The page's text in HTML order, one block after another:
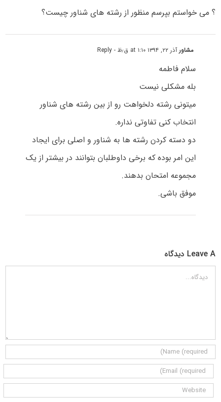
؟ می خواستم بپرسم منظور از رشته های شناور چیست؟
مشاورآذر ۲۲, ۱۳۹۴ at ۱:۱۰ ق٫ظ - Reply
سلام فاطمه
بله مشکلی نیست
میتونی رشته دلخواهت رو از بین رشته های شناور
انتخاب کنی تفاوتی نداره.
دو دسته کردن رشته ها به شناور و اصلی برای ایجاد
این امر بوده که برخی داوطلبان بتوانند در بیشتر از یک
مجموعه امتحان بدهند.
موفق باشی.
Leave A دیدگاه
دیدگاه